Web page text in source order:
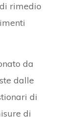
rimedio
da
dalle
di
di